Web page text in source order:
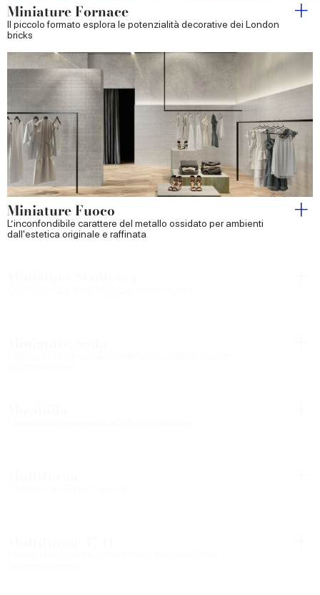
Miniature Fornace
Il piccolo formato esplora le potenzialità decorative dei London
bricks
Miniature Fuoco
L’inconfondibile carattere del metallo ossidato per ambienti
dall'estetica originale e raffinata